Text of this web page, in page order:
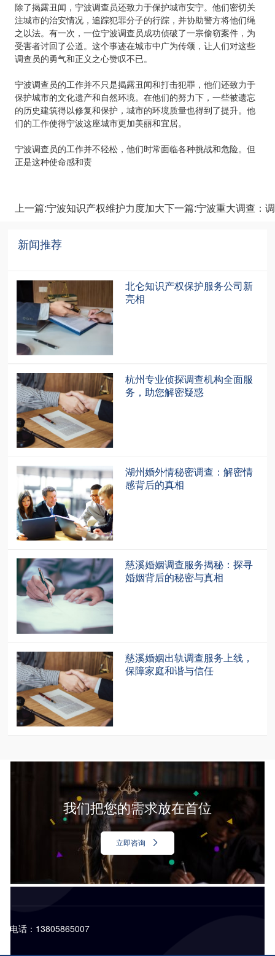
除了揭露丑闻，宁波调查员还致力于保护城市安宁。他们密切关
注城市的治安情况，追踪犯罪分子的行踪，并协助警方将他们绳
之以法。有一次，一位宁波调查员成功侦破了一宗偷窃案件，为
受害者讨回了公道。这个事迹在城市中广为传颂，让人们对这些
调查员的勇气和正义之心赞叹不已。
宁波调查员的工作并不只是揭露丑闻和打击犯罪，他们还致力于
保护城市的文化遗产和自然环境。在他们的努力下，一些被遗忘
的历史建筑得以修复和保护，城市的环境质量也得到了提升。他
们的工作使得宁波这座城市更加美丽和宜居。
宁波调查员的工作并不轻松，他们时常面临各种挑战和危险。但
正是这种使命感和责
上一篇:宁波知识产权维护力度加大下一篇:宁波重大调查：
新闻推荐
北仑知识产权保护服务公司新
亮相
杭州专业侦探调查机构全面服
务，助您解密疑惑
湖州婚外情秘密调查：解密情
感背后的真相
慈溪婚姻调查服务揭秘：探寻
婚姻背后的秘密与真相
慈溪婚姻出轨调查服务上线，
保障家庭和谐与信任
我们把您的需求放在首位
立即咨询
电话：13805865007